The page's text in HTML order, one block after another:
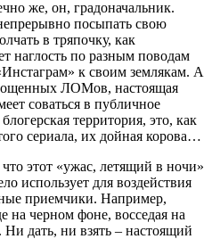
же, он, градоначальник.
посыпать свою
в тряпочку, как
наглость по разным поводам
к своим землякам. А
ЛОМов, настоящая
соваться в публичное
территория, это, как
сериала, их дойная корова…
этот «ужас, летящий в ночи»
использует для воздействия
приемчики. Например,
на черном фоне, восседая на
дать, ни взять – настоящий